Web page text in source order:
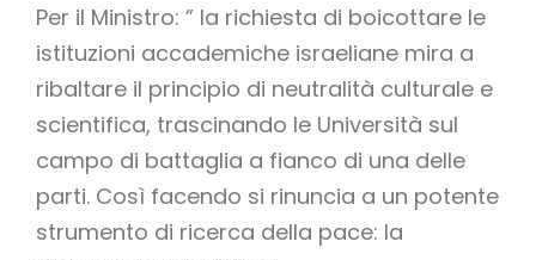
Per il Ministro: ” la richiesta di boicottare le
istituzioni accademiche israeliane mira a
ribaltare il principio di neutralità culturale e
scientifica, trascinando le Università sul
campo di battaglia a fianco di una delle
parti. Così facendo si rinuncia a un potente
strumento di ricerca della pace: la